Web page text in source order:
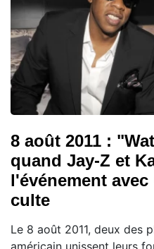
8 août 2011 :
quand Jay-Z et
l'événement
culte
Le 8 août 2011, deux des
américain unissent leurs